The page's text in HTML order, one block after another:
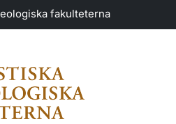
fakulteterna